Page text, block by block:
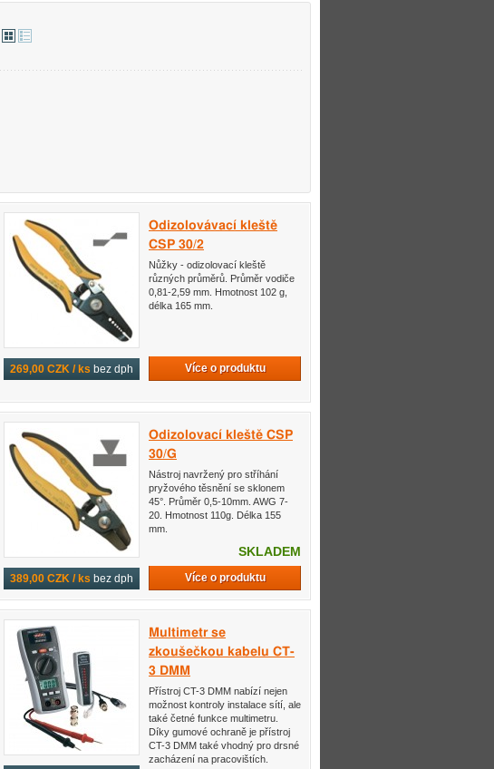
269,00 CZK / ks bez dph
Odizolovávací kleště
CSP 30/2
Nůžky - odizolovací kleště
různých průměrů. Průměr vodiče
0,81-2,59 mm. Hmotnost 102 g,
délka 165 mm.
Více o produktu
389,00 CZK / ks bez dph
Odizolovací kleště CSP
30/G
Nástroj navržený pro stříhání
pryžového těsnění se sklonem
45°. Průměr 0,5-10mm. AWG 7-
20. Hmotnost 110g. Délka 155
mm.
SKLADEM
Více o produktu
Multimetr se
zkoušečkou kabelu CT-
3 DMM
Přístroj CT-3 DMM nabízí nejen
možnost kontroly instalace sítí, ale
také četné funkce multimetru.
Díky gumové ochraně je přístroj
CT-3 DMM také vhodný pro drsné
zacházení na pracovištích.